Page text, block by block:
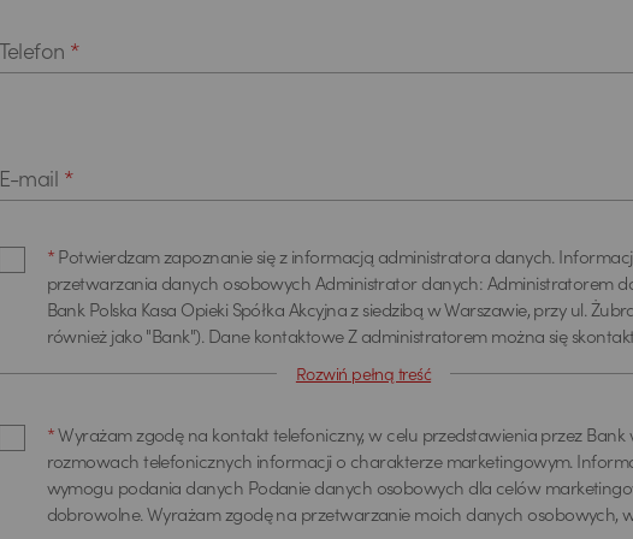
Telefon *
E-mail *
*Potwierdzam zapoznanie się z informacją administratora danych.
przetwarzania danych osobowych Administrator danych: Administratorem
Bank Polska Kasa Opieki Spółka Akcyjna z siedzibą w Warszawie, przy ul.
również jako "Bank"). Dane kontaktowe Z administratorem można się
poprzez adres email info@pekao.com.pl, telefonicznie pod numerem 519 222
skontaktować poprzez adres email: IOD@pekao.com.pl lub pisemnie: Bank
Centrala, ul. Żubra 1, 01-066 Warszawa. Z Inspektorem Ochrony Danych
kontaktować we wszystkich sprawach dotyczących przetwarzania danych
Cele przetwarzania oraz podstawa prawna przetwarzania Pani/Pana dane
Rozwiń pełną treść
*Wyrażam zgodę na kontakt telefoniczny, w celu przedstawienia przez Bank
rozmowach telefonicznych informacji o charakterze marketingowym.
wymogu podania danych Podanie danych osobowych dla celów
dobrowolne. Wyrażam zgodę na przetwarzanie moich danych osobowych,